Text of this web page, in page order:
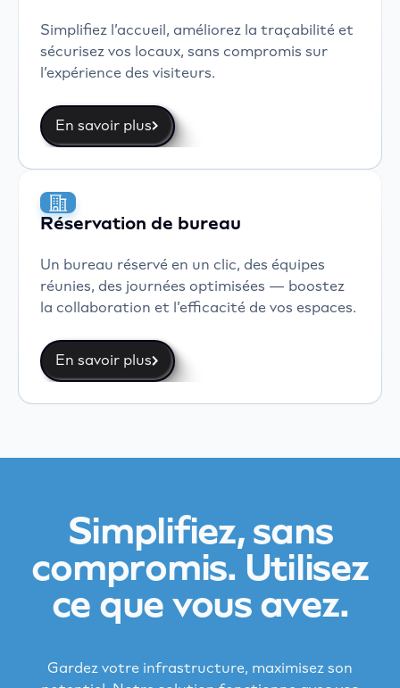
Simplifiez l’accueil, améliorez la traçabilité et
sécurisez vos locaux, sans compromis sur
l’expérience des visiteurs.
En savoir plus
Réservation de bureau
Un bureau réservé en un clic, des équipes
réunies, des journées optimisées — boostez
la collaboration et l’efficacité de vos espaces.
En savoir plus
Simplifiez, sans
compromis. Utilisez
ce que vous avez.
Gardez votre infrastructure, maximisez son